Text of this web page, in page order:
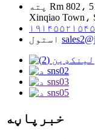
پته Rm 802، ودانۍ 11، نمبر 518 Xinzhuan سړک،
۱۹۱۴۵۵۲۱۵۴۵
استول
خبرپاڼه